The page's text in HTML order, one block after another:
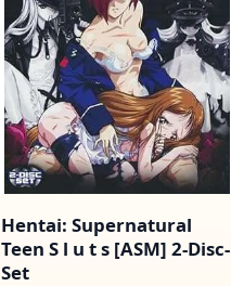
Hentai: Supernatural
Teen S l u t s [ASM] 2-Disc-
Set